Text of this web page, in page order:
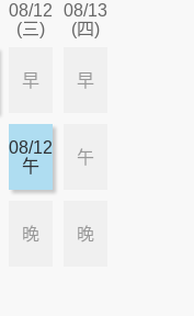
08/12
(三)
08/13
(四)
早 早
08/12
午
午
晚 晚